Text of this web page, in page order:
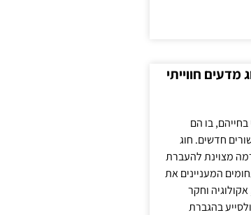
חווייתי
בו הם
חדשים. חוג
מצוינת להעברת
המעניינים את
וחקר
בהגברת